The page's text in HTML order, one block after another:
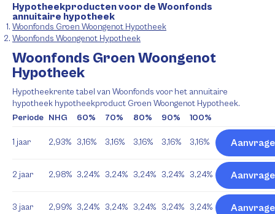
Hypotheekproducten voor de Woonfonds
annuitaire hypotheek
Woonfonds Groen Woongenot Hypotheek
Woonfonds Woongenot Hypotheek
Woonfonds Groen Woongenot
Hypotheek
Hypotheekrente tabel van Woonfonds voor het annuitaire
hypotheek hypotheekproduct Groen Woongenot Hypotheek.
Periode NHG 60% 70% 80% 90% 100%
1 jaar 2,93% 3,16% 3,16% 3,16% 3,16% 3,16%
2 jaar 2,98% 3,24% 3,24% 3,24% 3,24% 3,24%
3 jaar 2,99% 3,24% 3,24% 3,24% 3,24% 3,24%